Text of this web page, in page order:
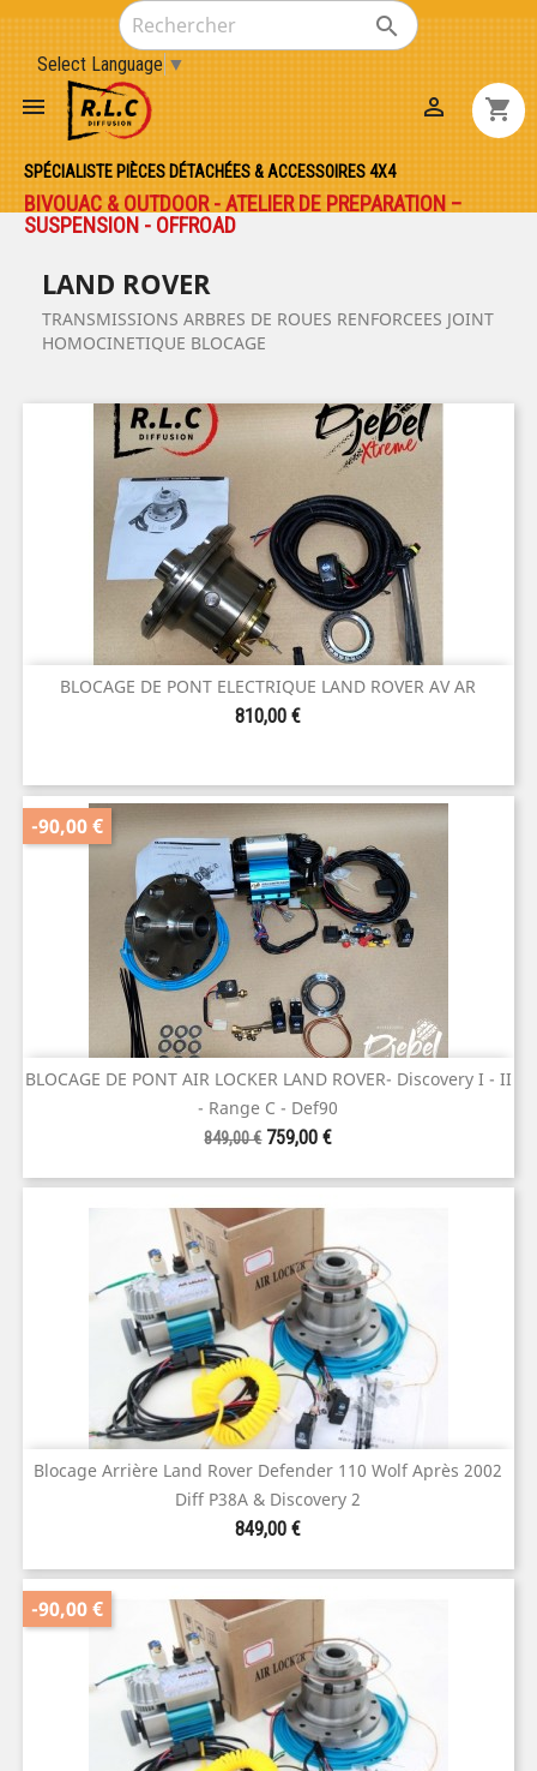

Select Language ▼
 shopping_cart

SPÉCIALISTE PIÈCES DÉTACHÉES & ACCESSOIRES 4X4
BIVOUAC & OUTDOOR - ATELIER DE PREPARATION –
SUSPENSION - OFFROAD
LAND ROVER
TRANSMISSIONS ARBRES DE ROUES RENFORCEES JOINT
HOMOCINETIQUE BLOCAGE
BLOCAGE DE PONT ELECTRIQUE LAND ROVER AV AR
Prix
810,00 €
BLOCAGE DE PONT AIR LOCKER LAND ROVER- Discovery I - II
- Range C - Def90
Prix
base
849,00 € Prix
759,00 €
-90,00 €
Blocage Arrière Land Rover Defender 110 Wolf Après 2002
Diff P38A & Discovery 2
Prix
849,00 €
-90,00 €